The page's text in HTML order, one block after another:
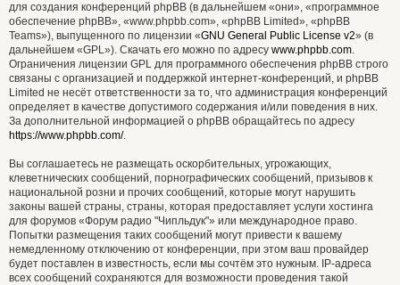
для создания конференций phpBB (в дальнейшем «они», «программное
обеспечение phpBB», «www.phpbb.com», «phpBB Limited», «phpBB
Teams»), выпущенного по лицензии «GNU General Public License v2» (в
дальнейшем «GPL»). Скачать его можно по адресу www.phpbb.com.
Ограничения лицензии GPL для программного обеспечения phpBB строго
связаны с организацией и поддержкой интернет-конференций, и phpBB
Limited не несёт ответственности за то, что администрация конференций
определяет в качестве допустимого содержания и/или поведения в них.
За дополнительной информацией о phpBB обращайтесь по адресу
https://www.phpbb.com/.
Вы соглашаетесь не размещать оскорбительных, угрожающих,
клеветнических сообщений, порнографических сообщений, призывов к
национальной розни и прочих сообщений, которые могут нарушить
законы вашей страны, страны, которая предоставляет услуги хостинга
для форумов «Форум радио "Чипльдук"» или международное право.
Попытки размещения таких сообщений могут привести к вашему
немедленному отключению от конференции, при этом ваш провайдер
будет поставлен в известность, если мы сочтём это нужным. IP-адреса
всех сообщений сохраняются для возможности проведения такой